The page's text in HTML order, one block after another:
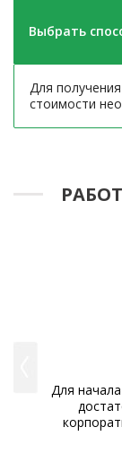
Выбрать
Для
стоимости
Для